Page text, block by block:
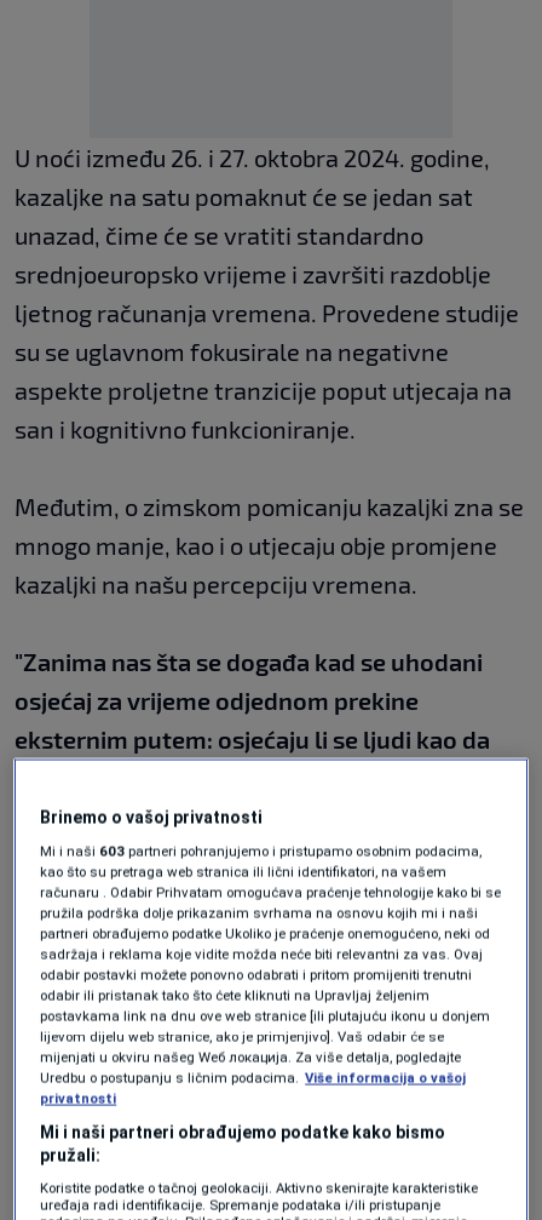
U noći između 26. i 27. oktobra 2024. godine,
kazaljke na satu pomaknut će se jedan sat
unazad, čime će se vratiti standardno
srednjoeuropsko vrijeme i završiti razdoblje
ljetnog računanja vremena. Provedene studije
su se uglavnom fokusirale na negativne
aspekte proljetne tranzicije poput utjecaja na
san i kognitivno funkcioniranje.
Međutim, o zimskom pomicanju kazaljki zna se
mnogo manje, kao i o utjecaju obje promjene
kazaljki na našu percepciju vremena.
"Zanima nas šta se događa kad se uhodani
osjećaj za vrijeme odjednom prekine
eksternim putem: osjećaju li se ljudi kao da
pozitivno na njih, ili pak negativno?"
profesorica Ruth Ogden sa Sveučilišta u
Liverpoolu, voditeljica studije.
Vrijeme kao psihološki
element
"Vrijeme se kao psihološki element često
zanemaruje. Naši životi oblikovani su
satovima i svi mi se oslanjamo na vlastitu,
unutarnju percepciju vremena. No imamo
Brinemo o vašoj privatnosti
Mi i naši 603 partneri pohranjujemo i pristupamo osobnim podacima,
kao što su pretraga web stranica ili lični identifikatori, na vašem
računaru . Odabir Prihvatam omogućava praćenje tehnologije kako bi se
pružila podrška dolje prikazanim svrhama na osnovu kojih mi i naši
partneri obrađujemo podatke Ukoliko je praćenje onemogućeno, neki od
sadržaja i reklama koje vidite možda neće biti relevantni za vas. Ovaj
odabir postavki možete ponovno odabrati i pritom promijeniti trenutni
odabir ili pristanak tako što ćete kliknuti na Upravljaj željenim
postavkama link na dnu ove web stranice [ili plutajuću ikonu u donjem
lijevom dijelu web stranice, ako je primjenjivo]. Vaš odabir će se
mijenjati u okviru našeg Wеб локација. Za više detalja, pogledajte
Uredbu o postupanju s ličnim podacima. Više informacija o vašoj
privatnosti
Mi i naši partneri obrađujemo podatke kako bismo
pružali:
Koristite podatke o tačnoj geolokaciji. Aktivno skenirajte karakteristike
uređaja radi identifikacije. Spremanje podataka i/ili pristupanje